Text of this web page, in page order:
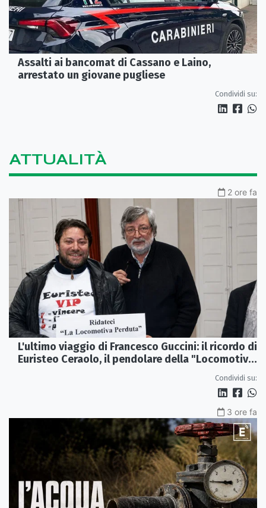
Assalti ai bancomat di Cassano e Laino,
arrestato un giovane pugliese
Condividi su:
ATTUALITÀ
2 ore fa
L'ultimo viaggio di Francesco Guccini: il ricordo di
Euristeo Ceraolo, il pendolare della "Locomotiva
Condividi su:
3 ore fa